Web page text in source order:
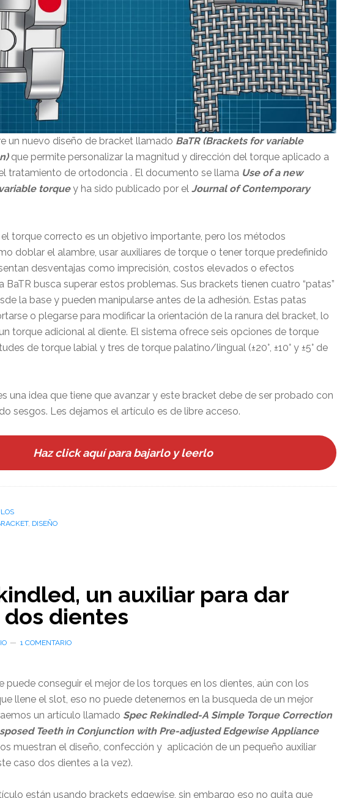
un nuevo diseño de bracket llamado BaTR (Brackets for variable
que permite personalizar la magnitud y dirección del torque aplicado a
tratamiento de ortodoncia . El documento se llama Use of a new
torquey ha sido publicado por el Journal of Contemporary
torque correcto es un objetivo importante, pero los métodos
doblar el alambre, usar auxiliares de torque o tener torque predefinido
desventajas como imprecisión, costos elevados o efectos
BaTR busca superar estos problemas. Sus brackets tienen cuatro “patas”
la base y pueden manipularse antes de la adhesión. Estas patas
o plegarse para modificar la orientación de la ranura del bracket, lo
torque adicional al diente. El sistema ofrece seis opciones de torque
de torque labial y tres de torque palatino/lingual (±20°, ±10° y ±5° de
una idea que tiene que avanzar y este bracket debe de ser probado con
sesgos. Les dejamos el artículo es de libre acceso.
Haz click aquí para bajarlo y leerlo
, DISEÑO
un auxiliar para dar
dientes
1 COMENTARIO
puede conseguir el mejor de los torques en los dientes, aún con los
llene el slot, eso no puede detenernos en la busqueda de un mejor
un artículo llamado Spec Rekindled-A Simple Torque Correction
Teeth in Conjunction with Pre-adjusted Edgewise Appliance
muestran el diseño, confección y aplicación de un pequeño auxiliar
caso dos dientes a la vez).
están usando brackets edgewise, sin embargo eso no quita que